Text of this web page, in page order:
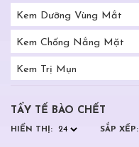
Kem Dưỡng Vùng Mắt
Kem Chống Nắng Mặt
Kem Trị Mụn
TẨY TẾ BÀO CHẾT
HIỂN THỊ: SẮP XẾP: